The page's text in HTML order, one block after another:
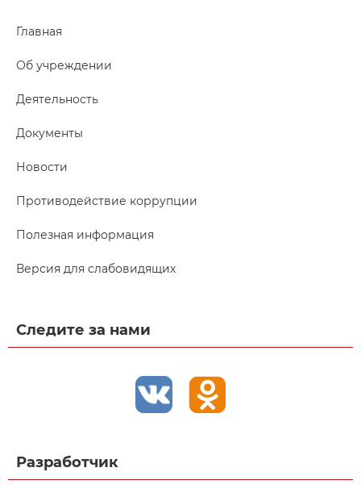
Главная
Об учреждении
Деятельность
Документы
Новости
Противодействие коррупции
Полезная информация
Версия для слабовидящих
Следите за нами
Разработчик